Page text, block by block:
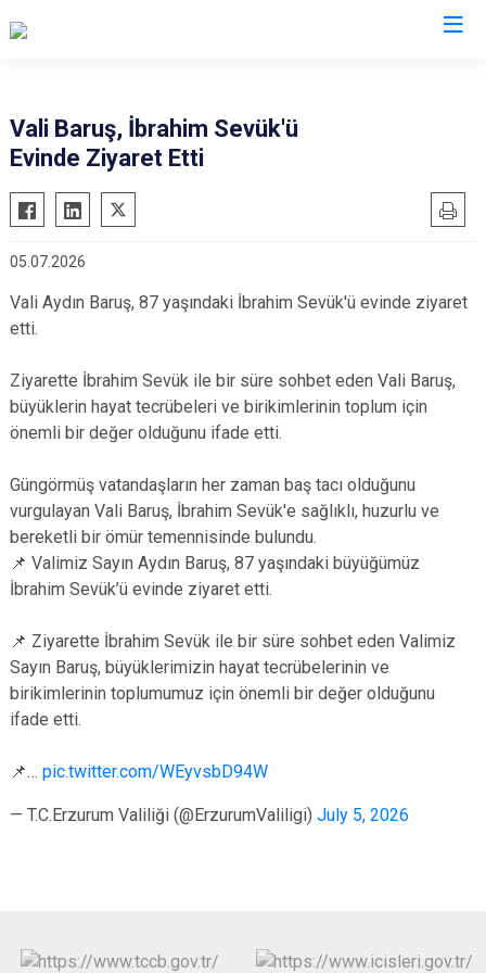
Vali Baruş, İbrahim Sevük'ü
Evinde Ziyaret Etti
05.07.2026
Vali Aydın Baruş, 87 yaşındaki İbrahim Sevük'ü evinde ziyaret
etti.
Ziyarette İbrahim Sevük ile bir süre sohbet eden Vali Baruş,
büyüklerin hayat tecrübeleri ve birikimlerinin toplum için
önemli bir değer olduğunu ifade etti.
Güngörmüş vatandaşların her zaman baş tacı olduğunu
vurgulayan Vali Baruş, İbrahim Sevük'e sağlıklı, huzurlu ve
bereketli bir ömür temennisinde bulundu.
📌 Valimiz Sayın Aydın Baruş, 87 yaşındaki büyüğümüz
İbrahim Sevük’ü evinde ziyaret etti.
📌 Ziyarette İbrahim Sevük ile bir süre sohbet eden Valimiz
Sayın Baruş, büyüklerimizin hayat tecrübelerinin ve
birikimlerinin toplumumuz için önemli bir değer olduğunu
ifade etti.
📌… pic.twitter.com/WEyvsbD94W
— T.C.Erzurum Valiliği (@ErzurumValiligi) July 5, 2026